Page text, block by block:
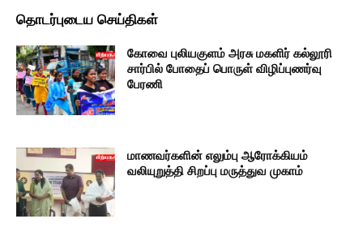
தொடர்புடைய செய்திகள்
கோவை புலியகுளம் அரசு மகளிர் கல்லூரி
சார்பில் போதைப் பொருள் விழிப்புணர்வு
பேரணி
மாணவர்களின் எலும்பு ஆரோக்கியம்
வலியுறுத்தி சிறப்பு மருத்துவ முகாம்